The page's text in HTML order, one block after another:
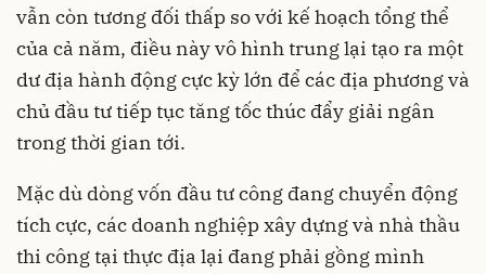
vẫn còn tương đối thấp so với kế hoạch tổng thể
của cả năm, điều này vô hình trung lại tạo ra một
dư địa hành động cực kỳ lớn để các địa phương và
chủ đầu tư tiếp tục tăng tốc thúc đẩy giải ngân
trong thời gian tới.
Mặc dù dòng vốn đầu tư công đang chuyển động
tích cực, các doanh nghiệp xây dựng và nhà thầu
thi công tại thực địa lại đang phải gồng mình